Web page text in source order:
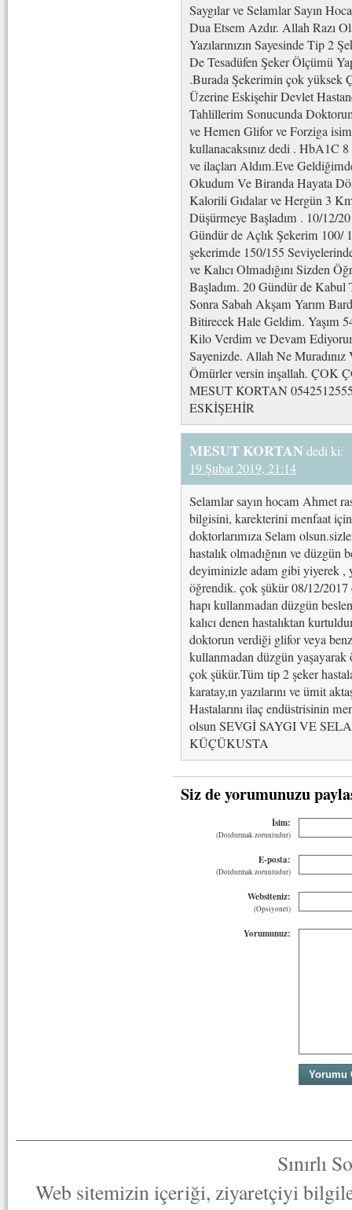
Saygılar ve Selamlar Sayın
Dua Etsem Azdır. Allah Razı
Yazılarınızın Sayesinde Tip 2
De Tesadüfen Şeker Ölçümü
.Burada Şekerimin çok yüksek
Üzerine Eskişehir Devlet
Tahlillerim Sonucunda
ve Hemen Glifor ve Forziga
kullanacaksınız dedi . HbA1C
ve ilaçları Aldım.Eve
Okudum Ve Biranda Hayata
Kalorili Gıdalar ve Hergün 3
Düşürmeye Başladım . 10/12/
Gündür de Açlık Şekerim 100/
şekerimde 150/155
ve Kalıcı Olmadığını Sizden
Başladım. 20 Gündür de
Sonra Sabah Akşam Yarım
Bitirecek Hale Geldim. Yaşım
Kilo Verdim ve Devam
Sayenizde. Allah Ne
Ömürler versin inşallah.
MESUT KORTAN
ESKİŞEHİR
MESUT KORTAN dedi ki:
19 Şubat 2019, 21:14
Selamlar sayın hocam Ahmet
bilgisini, karekterini menfaat
doktorlarımıza Selam
hastalık olmadığnın ve düzgün
deyiminizle adam gibi yiyerek ,
öğrendik. çok şükür 08/12/2017
hapı kullanmadan düzgün
kalıcı denen hastalıktan
doktorun verdiği glifor veya
kullanmadan düzgün yaşayarak
çok şükür.Tüm tip 2 şeker
karatay,ın yazılarını ve ümit
Hastalarını ilaç endüstrisinin
olsun SEVGİ SAYGI VE
KÜÇÜKUSTA
Siz de yorumunuzu
İsim:
(Doldurmak zorunludur)
E-posta:
(Doldurmak zorunludur)
Websiteniz:
(Opsiyonel)
Yorumunuz:
Sınırlı
Web sitemizin içeriği, ziyaretçiyi